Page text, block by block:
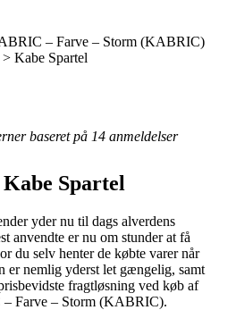
– Farve – Storm (KABRIC)
Kabe Spartel
baseret på 14 anmeldelser
Spartel
yder nu til dags alverdens
anvendte er nu om stunder at få
du selv henter de købte varer når
er nemlig yderst let gængelig, samt
fragtløsning ved køb af
Farve – Storm (KABRIC).